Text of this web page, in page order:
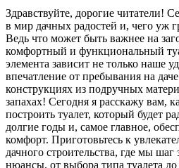
Здравствуйте, дорогие читатели!
в мир дачных радостей и, чего уж
Ведь что может быть важнее на
комфортный и функциональный
элемента зависит не только наше
впечатление от пребывания на
конструкциях из подручных
запахах! Сегодня я расскажу вам,
построить туалет, который будет
долгие годы и, самое главное,
комфорт. Приготовьтесь к
дачного строительства, где мы шаг
нюансы, от выбора типа туалета